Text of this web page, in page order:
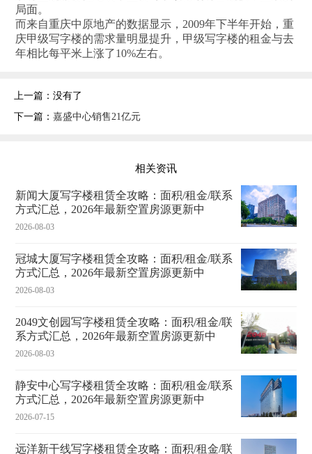
局面。
而来自重庆中原地产的数据显示，2009年下半年开始，重
庆甲级写字楼的需求量明显提升，甲级写字楼的租金与去
年相比每平米上涨了10%左右。
上一篇：没有了
下一篇： 嘉盛中心销售21亿元
相关资讯
新闻大厦写字楼租赁全攻略：面积/租金/联系
方式汇总，2026年最新空置房源更新中
2026-08-03
冠城大厦写字楼租赁全攻略：面积/租金/联系
方式汇总，2026年最新空置房源更新中
2026-08-03
2049文创园写字楼租赁全攻略：面积/租金/联
系方式汇总，2026年最新空置房源更新中
2026-08-03
静安中心写字楼租赁全攻略：面积/租金/联系
方式汇总，2026年最新空置房源更新中
2026-07-15
远洋新干线写字楼租赁全攻略：面积/租金/联